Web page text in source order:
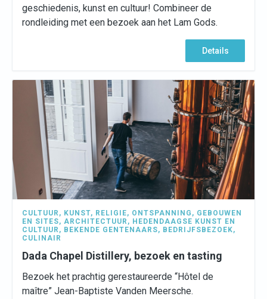
geschiedenis, kunst en cultuur! Combineer de
rondleiding met een bezoek aan het Lam Gods.
Details
CULTUUR , KUNST, RELIGIE, ONTSPANNING , GEBOUWEN
EN SITES, ARCHITECTUUR , HEDENDAAGSE KUNST EN
CULTUUR , BEKENDE GENTENAARS, BEDRIJFSBEZOEK,
CULINAIR
Dada Chapel Distillery, bezoek en tasting
Bezoek het prachtig gerestaureerde “Hôtel de
maître” Jean-Baptiste Vanden Meersche.